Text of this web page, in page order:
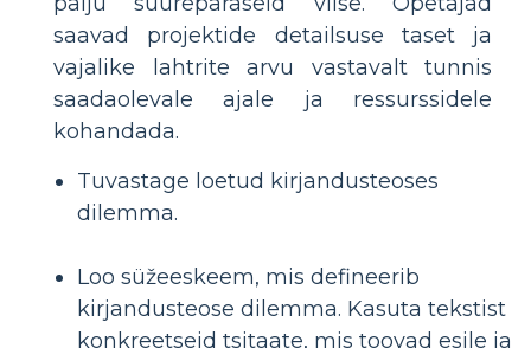
saavad projektide detailsuse taset ja
vajalike lahtrite arvu vastavalt tunnis
saadaolevale ajale ja ressurssidele
kohandada.
Tuvastage loetud kirjandusteoses
dilemma.
Loo süžeeskeem, mis defineerib
kirjandusteose dilemma. Kasuta tekstist
konkreetseid tsitaate, mis toovad esile ja